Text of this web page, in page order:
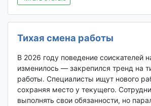
Тихая смена работы
В 2026 году поведение соискателей
изменилось — закрепился тренд на
работы. Специалисты ищут нового
сохраняя место у текущего.
выполнять свои обязанности, но